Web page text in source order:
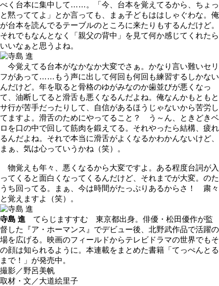
べく台本に集中して……。「今、台本を覚えてるから、ちょっ
と黙っててよ」とか言っても、まぁ子どもははしゃぐわな。俺
が台本を読んでるテーブルのところに来たりもするんだけど。
それでもなんとなく「親父の背中」を見て何か感じてくれたら
いいなぁと思うよね。
今覚えてる台本がなかなか大変でさぁ。かなり言い難いセリ
フがあって……もう声に出して何回も何回も練習するしかない
んだけど。年を取ると骨格のゆがみなのか歯並びが悪くなっ
て、油断してると滑舌も悪くなるんだよね。俺なんかもともと
サ行が苦手だったりして、自信があるほうじゃないから苦労し
てますよ。滑舌のためにやってること？ う～ん、ときどきベ
ロを口の中で回して筋肉を鍛えてる。それやったら結構、疲れ
るんだよね。それで本当に滑舌がよくなるかわかんないけど、
まぁ、気は心っていうかね（笑）。
物覚えも年々、悪くなるから大変ですよ。ある程度台詞が入
ってくると面白くなってくるんだけど、それまでが大変。のた
うち回ってる。まぁ、今は時間がたっぷりあるからさ！ 粛々
と覚えますよ（笑）。
寺島 進 てらじますすむ 東京都出身。俳優・松田優作が監
督した『ア・ホーマンス』でデビュー後、北野武作品で活躍の
場を広げる。映画のフィールドからテレビドラマの世界でもそ
の顔は知られるように。本連載をまとめた書籍「てっぺんとる
まで！」が発売中。
撮影／野呂美帆
取材・文／大道絵里子